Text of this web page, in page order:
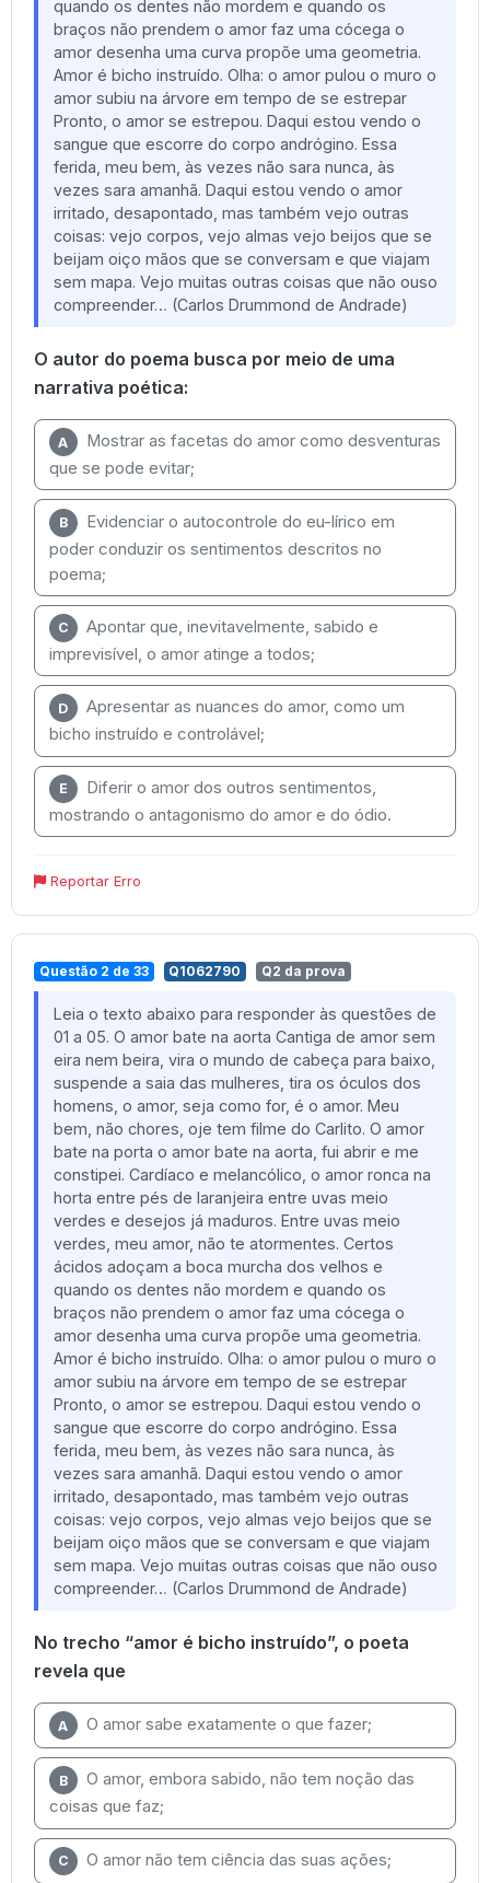
quando os dentes não mordem e quando os
braços não prendem o amor faz uma cócega o
amor desenha uma curva propõe uma geometria.
Amor é bicho instruído. Olha: o amor pulou o muro o
amor subiu na árvore em tempo de se estrepar
Pronto, o amor se estrepou. Daqui estou vendo o
sangue que escorre do corpo andrógino. Essa
ferida, meu bem, às vezes não sara nunca, às
vezes sara amanhã. Daqui estou vendo o amor
irritado, desapontado, mas também vejo outras
coisas: vejo corpos, vejo almas vejo beijos que se
beijam oiço mãos que se conversam e que viajam
sem mapa. Vejo muitas outras coisas que não ouso
compreender… (Carlos Drummond de Andrade)
O autor do poema busca por meio de uma
narrativa poética:
A
Mostrar as facetas do amor como desventuras
que se pode evitar;
B
Evidenciar o autocontrole do eu-lírico em
poder conduzir os sentimentos descritos no
poema;
C
Apontar que, inevitavelmente, sabido e
imprevisível, o amor atinge a todos;
D
Apresentar as nuances do amor, como um
bicho instruído e controlável;
E
Diferir o amor dos outros sentimentos,
mostrando o antagonismo do amor e do ódio.
Reportar Erro
Questão 2 de 33 Q1062790 Q2 da prova
Leia o texto abaixo para responder às questões de
01 a 05. O amor bate na aorta Cantiga de amor sem
eira nem beira, vira o mundo de cabeça para baixo,
suspende a saia das mulheres, tira os óculos dos
homens, o amor, seja como for, é o amor. Meu
bem, não chores, oje tem filme do Carlito. O amor
bate na porta o amor bate na aorta, fui abrir e me
constipei. Cardíaco e melancólico, o amor ronca na
horta entre pés de laranjeira entre uvas meio
verdes e desejos já maduros. Entre uvas meio
verdes, meu amor, não te atormentes. Certos
ácidos adoçam a boca murcha dos velhos e
quando os dentes não mordem e quando os
braços não prendem o amor faz uma cócega o
amor desenha uma curva propõe uma geometria.
Amor é bicho instruído. Olha: o amor pulou o muro o
amor subiu na árvore em tempo de se estrepar
Pronto, o amor se estrepou. Daqui estou vendo o
sangue que escorre do corpo andrógino. Essa
ferida, meu bem, às vezes não sara nunca, às
vezes sara amanhã. Daqui estou vendo o amor
irritado, desapontado, mas também vejo outras
coisas: vejo corpos, vejo almas vejo beijos que se
beijam oiço mãos que se conversam e que viajam
sem mapa. Vejo muitas outras coisas que não ouso
compreender… (Carlos Drummond de Andrade)
No trecho “amor é bicho instruído”, o poeta
revela que
A O amor sabe exatamente o que fazer;
B
O amor, embora sabido, não tem noção das
coisas que faz;
C O amor não tem ciência das suas ações;